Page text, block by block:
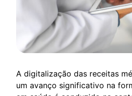
A digitalização das receitas
um avanço significativo na